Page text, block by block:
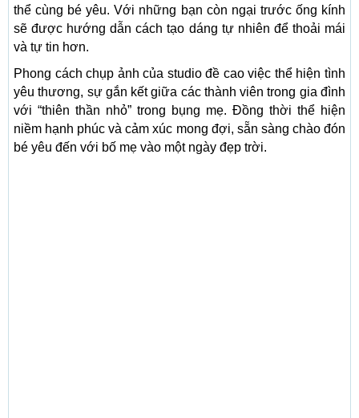
thể cùng bé yêu. Với những bạn còn ngại trước ống kính
sẽ được hướng dẫn cách tạo dáng tự nhiên để thoải mái
và tự tin hơn.
Phong cách chụp ảnh của studio đề cao việc thể hiện tình
yêu thương, sự gắn kết giữa các thành viên trong gia đình
với “thiên thần nhỏ” trong bụng mẹ. Đồng thời thể hiện
niềm hạnh phúc và cảm xúc mong đợi, sẵn sàng chào đón
bé yêu đến với bố mẹ vào một ngày đẹp trời.